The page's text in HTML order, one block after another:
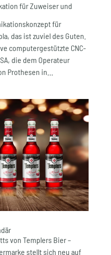
für Zuweiser und
für
das ist zuviel des Guten.
computergestützte CNC-
die dem Operateur
Prothesen in...
von Templers Bier –
stellt sich neu auf